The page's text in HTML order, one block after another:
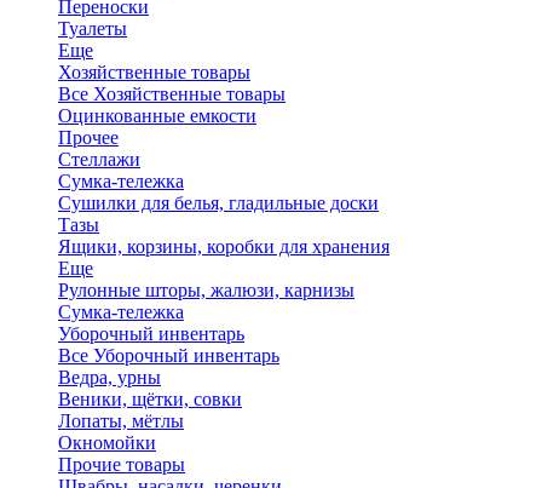
Переноски
Туалеты
Еще
Хозяйственные товары
Все Хозяйственные товары
Оцинкованные емкости
Прочее
Стеллажи
Сумка-тележка
Сушилки для белья, гладильные доски
Тазы
Ящики, корзины, коробки для хранения
Еще
Рулонные шторы, жалюзи, карнизы
Сумка-тележка
Уборочный инвентарь
Все Уборочный инвентарь
Ведра, урны
Веники, щётки, совки
Лопаты, мётлы
Окномойки
Прочие товары